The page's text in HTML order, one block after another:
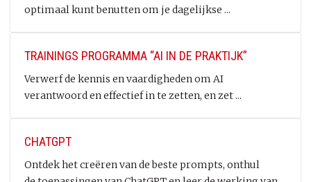
optimaal kunt benutten om je dagelijkse ...
TRAININGS PROGRAMMA “AI IN DE PRAKTIJK”
Verwerf de kennis en vaardigheden om AI
verantwoord en effectief in te zetten, en zet ...
CHATGPT
Ontdek het creëren van de beste prompts, onthul